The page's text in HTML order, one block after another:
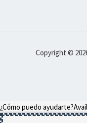
Copyright ©
¿Cómo puedo ayudarte?